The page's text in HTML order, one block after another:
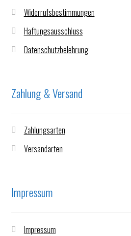
Widerrufsbestimmungen
Haftungsausschluss
Datenschutzbelehrung
Zahlung & Versand
Zahlungsarten
Versandarten
Impressum
Impressum